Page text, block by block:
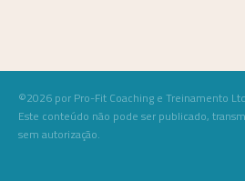
©2026 por Pro-Fit Coaching e Treinamento
Este conteúdo não pode ser publicado,
sem autorização.